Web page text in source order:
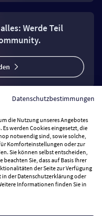
Werde Teil
Datenschutzbestimmungen
die Nutzung unseres Angebotes
werden Cookies eingesetzt, die
notwendig sind, sowie solche,
Komforteinstellungen oder zur
Sie können selbst entscheiden,
Sie, dass auf Basis Ihrer
der Seite zur Verfügung
der Datenschutzerklärung oder
Informationen finden Sie in